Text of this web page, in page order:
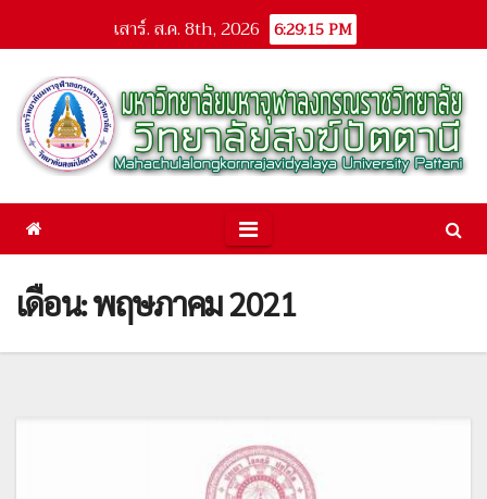
เสาร์. ส.ค. 8th, 2026 6:29:15 PM
เดือน: พฤษภาคม 2021